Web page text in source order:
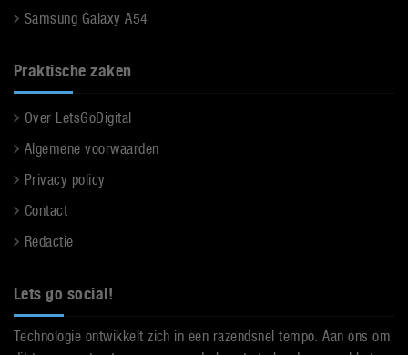
Samsung Galaxy A54
Praktische zaken
Over LetsGoDigital
Algemene voorwaarden
Privacy policy
Contact
Redactie
Lets go social!
Technologie ontwikkelt zich in een razendsnel tempo. Aan ons om